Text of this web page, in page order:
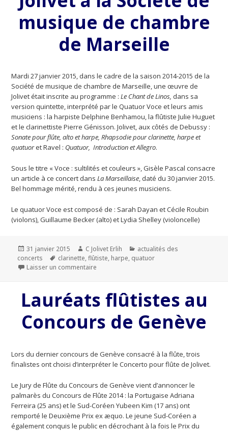
musique de chambre
de Marseille
Mardi 27 janvier 2015, dans le cadre de la saison 2014-2015 de la
Société de musique de chambre de Marseille, une œuvre de
Jolivet était inscrite au programme :Le Chant de Linos, dans sa
version quintette, interprété par le Quatuor Voce et leurs amis
musiciens : la harpiste Delphine Benhamou, la flûtiste Julie Huguet
et le clarinettiste Pierre Génisson. Jolivet, aux côtés de Debussy :
Sonate pour flûte, alto et harpe, Rhapsodie pour clarinette, harpe et
quatuoret Ravel : Quatuor, Introduction et Allegro.
Sous le titre « Voce : sultilités et couleurs », Gisèle Pascal consacre
un article à ce concert dansLa Marseillaise, daté du 30 janvier 2015.
Bel hommage mérité, rendu à ces jeunes musiciens.
Le quatuor Voce est composé de : Sarah Dayan et Cécile Roubin
(violons), Guillaume Becker (alto) et Lydia Shelley (violoncelle)
Publié
le
31 janvier 2015 Auteur
C Jolivet Erlih Catégories
actualités des
concerts
Mots-
clés
clarinette,flûtiste, harpe, quatuor
Laisser un commentaire
Lauréats flûtistes au
Concours de Genève
Lors du dernier concours de Genève consacré à la flûte, trois
finalistes ont choisi d’interpréter le Concerto pour flûte de Jolivet.
Le Jury de Flûte du Concours de Genève vient d’annoncer le
palmarès du Concours de Flûte 2014 : la Portugaise Adriana
Ferreira (25 ans) et le Sud-Coréen Yubeen Kim (17 ans) ont
remporté le Deuxième Prix ex æquo. Le jeune Sud-Coréen a
également conquis le public en décrochant à la fois le Prix du